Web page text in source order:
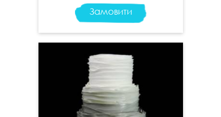
Замовити